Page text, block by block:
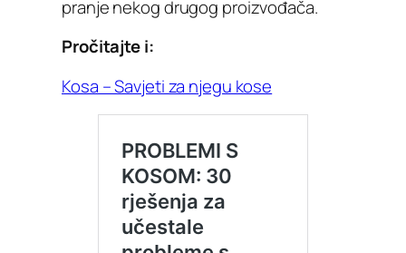
pranje nekog drugog proizvođača.
Pročitajte i:
Kosa – Savjeti za njegu kose